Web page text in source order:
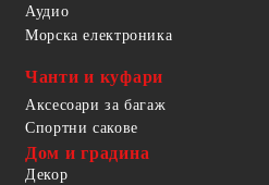
Аудио
Морска електроника
Чанти и куфари
Аксесоари за багаж
Спортни сакове
Дом и градина
Декор